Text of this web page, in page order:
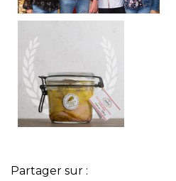
Partager sur :